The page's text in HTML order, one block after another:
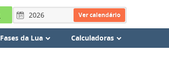
Ver calendário
Fases da Lua Calculadoras